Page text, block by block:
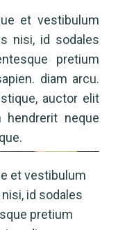
et vestibulum
nisi, id sodales
pretium
diam arcu.
auctor elit
hendrerit neque
et vestibulum
id sodales
pretium